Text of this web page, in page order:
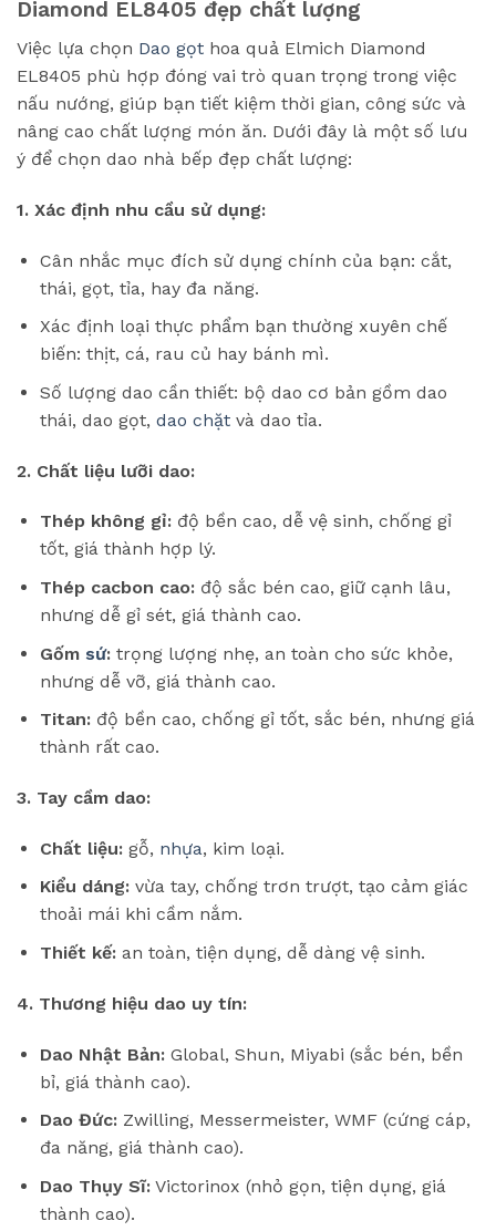
Diamond EL8405 đẹp chất lượng
Việc lựa chọn Dao gọt hoa quả Elmich Diamond
EL8405 phù hợp đóng vai trò quan trọng trong việc
nấu nướng, giúp bạn tiết kiệm thời gian, công sức và
nâng cao chất lượng món ăn. Dưới đây là một số lưu
ý để chọn dao nhà bếp đẹp chất lượng:
1. Xác định nhu cầu sử dụng:
Cân nhắc mục đích sử dụng chính của bạn: cắt,
thái, gọt, tỉa, hay đa năng.
Xác định loại thực phẩm bạn thường xuyên chế
biến: thịt, cá, rau củ hay bánh mì.
Số lượng dao cần thiết: bộ dao cơ bản gồm dao
thái, dao gọt, dao chặtvà dao tỉa.
2. Chất liệu lưỡi dao:
Thép không gỉ:độ bền cao, dễ vệ sinh, chống gỉ
tốt, giá thành hợp lý.
Thép cacbon cao:độ sắc bén cao, giữ cạnh lâu,
nhưng dễ gỉ sét, giá thành cao.
Gốm sứ:trọng lượng nhẹ, an toàn cho sức khỏe,
nhưng dễ vỡ, giá thành cao.
Titan:độ bền cao, chống gỉ tốt, sắc bén, nhưng giá
thành rất cao.
3. Tay cầm dao:
Chất liệu:gỗ, nhựa, kim loại.
Kiểu dáng:vừa tay, chống trơn trượt, tạo cảm giác
thoải mái khi cầm nắm.
Thiết kế:an toàn, tiện dụng, dễ dàng vệ sinh.
4. Thương hiệu dao uy tín:
Dao Nhật Bản:Global, Shun, Miyabi (sắc bén, bền
bỉ, giá thành cao).
Dao Đức:Zwilling, Messermeister, WMF (cứng cáp,
đa năng, giá thành cao).
Dao Thụy Sĩ:Victorinox (nhỏ gọn, tiện dụng, giá
thành cao).